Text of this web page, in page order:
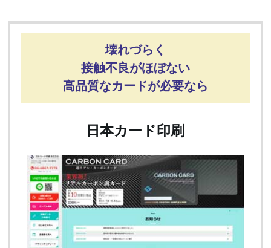
壊れづらく
接触不良がほぼない
高品質なカードが必要なら
日本カード印刷